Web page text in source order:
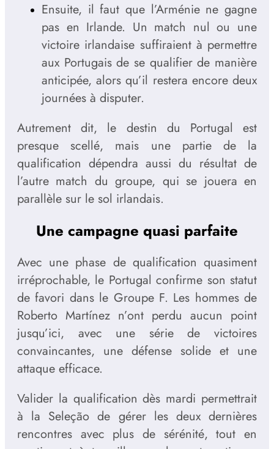
Ensuite, il faut que l’Arménie ne gagne
pas en Irlande. Un match nul ou une
victoire irlandaise suffiraient à permettre
aux Portugais de se qualifier de manière
anticipée, alors qu’il restera encore deux
journées à disputer.
Autrement dit, le destin du Portugal est
presque scellé, mais une partie de la
qualification dépendra aussi du résultat de
l’autre match du groupe, qui se jouera en
parallèle sur le sol irlandais.
Une campagne quasi parfaite
Avec une phase de qualification quasiment
irréprochable, le Portugal confirme son statut
de favori dans le Groupe F. Les hommes de
Roberto Martínez n’ont perdu aucun point
jusqu’ici, avec une série de victoires
convaincantes, une défense solide et une
attaque efficace.
Valider la qualification dès mardi permettrait
à la Seleção de gérer les deux dernières
rencontres avec plus de sérénité, tout en